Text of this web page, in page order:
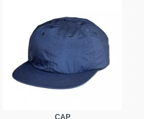
CAP